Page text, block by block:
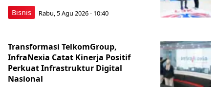
Bisnis Rabu, 5 Agu 2026 - 10:40
Transformasi TelkomGroup,
InfraNexia Catat Kinerja Positif
Perkuat Infrastruktur Digital
Nasional